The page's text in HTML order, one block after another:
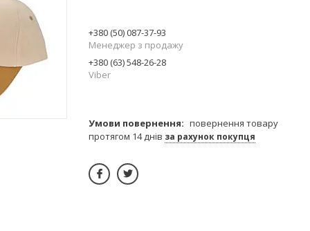
+380 (50) 087-37-93
Менеджер з продажу
+380 (63) 548-26-28
Viber
повернення товару
протягом 14 днів за рахунок покупця